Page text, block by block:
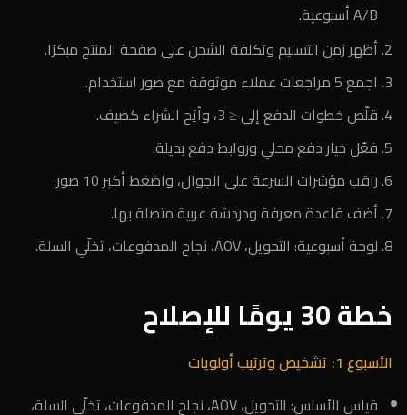
A/B أسبوعية.
أظهر زمن التسليم وتكلفة الشحن على صفحة المنتج مبكرًا.
اجمع 5 مراجعات عملاء موثوقة مع صور استخدام.
قلّص خطوات الدفع إلى ≤ 3، وأتِح الشراء كضيف.
فعّل خيار دفع محلي وروابط دفع بديلة.
راقب مؤشرات السرعة على الجوال، واضغط أكبر 10 صور.
أضف قاعدة معرفة ودردشة عربية متصلة بها.
لوحة أسبوعية: التحويل، AOV، نجاح المدفوعات، تخلّي السلة.
خطة 30 يومًا للإصلاح
الأسبوع 1: تشخيص وترتيب أولويات
قياس الأساس: التحويل، AOV، نجاح المدفوعات، تخلّي السلة،